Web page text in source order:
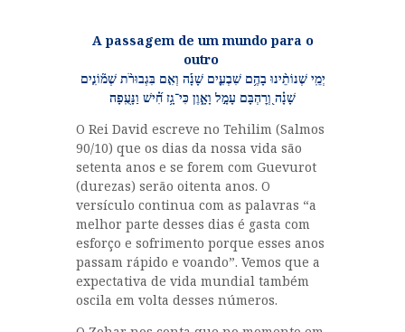
A passagem de um mundo para o
outro
יְמֵֽי שְׁנוֹתֵ֨ינוּ בָהֶ֥ם שִׁבְעִ֪ים שָׁנָ֡ה וְאִ֤ם בִּגְבוּרֹ֨ת שְׁמ֘וֹנִ֤ים
שָׁנָ֗ה וְ֭רׇהְבָּם עָמָ֣ל וָאָ֑וֶן כִּי־גָ֥ז חִ֗֝ישׁ וַנָּעֻֽפָה
O Rei David escreve no Tehilim (Salmos
90/10) que os dias da nossa vida são
setenta anos e se forem com Guevurot
(durezas) serão oitenta anos. O
versículo continua com as palavras “a
melhor parte desses dias é gasta com
esforço e sofrimento porque esses anos
passam rápido e voando”. Vemos que a
expectativa de vida mundial também
oscila em volta desses números.